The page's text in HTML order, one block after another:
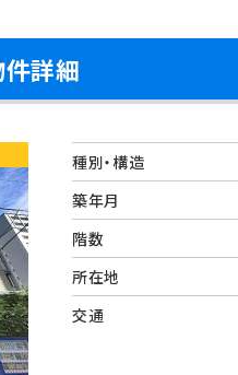
詳細
種別・構造
築年月
階数
所在地
交通